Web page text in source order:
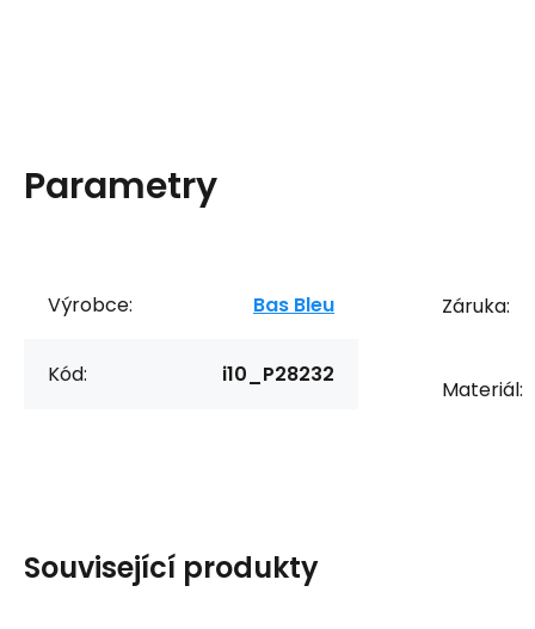
Parametry
Výrobce: Bas Bleu
Kód: i10_P28232
Záruka:
Materiál:
Související produkty